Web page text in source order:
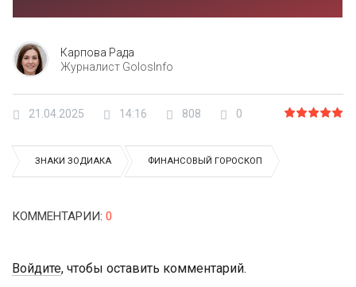
Карпова Рада
Журналист GolosInfo
21.04.2025 14:16 808 0
ЗНАКИ ЗОДИАКА ФИНАНСОВЫЙ ГОРОСКОП
КОММЕНТАРИИ: 0
Войдите, чтобы оставить комментарий.